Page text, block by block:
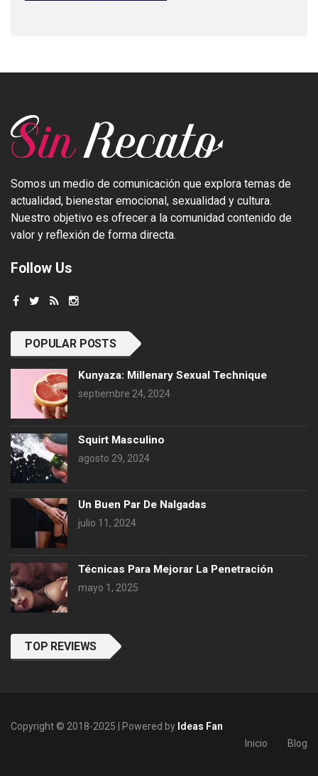
Somos un medio de comunicación que explora temas de
actualidad, bienestar emocional, sexualidad y cultura.
Nuestro objetivo es ofrecer a la comunidad contenido de
valor y reflexión de forma directa.
Follow Us
POPULAR POSTS
Kunyaza: Millenary Sexual Technique
septiembre 24, 2024
Squirt Masculino
agosto 29, 2024
Un Buen Par De Nalgadas
julio 11, 2024
Técnicas Para Mejorar La Penetración
mayo 1, 2025
TOP REVIEWS
Copyright © 2018-2025 | Powered by Ideas Fan
Inicio
Blog